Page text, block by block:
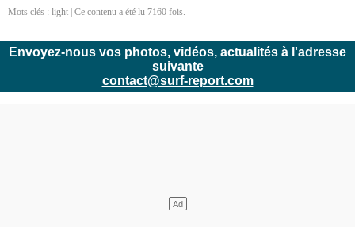
Mots clés : light | Ce contenu a été lu 7160 fois.
Envoyez-nous vos photos, vidéos, actualités à l'adresse
suivante
contact@surf-report.com